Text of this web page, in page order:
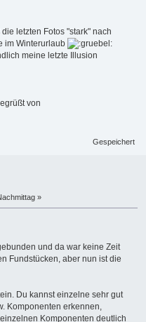
letzten Fotos "stark" nach
im Winterurlaub
meine letzte Illusion
von
Gespeichert
»
und da war keine Zeit
Fundstücken, aber nun ist die
Du kannst einzelne sehr gut
Komponenten erkennen,
Komponenten deutlich